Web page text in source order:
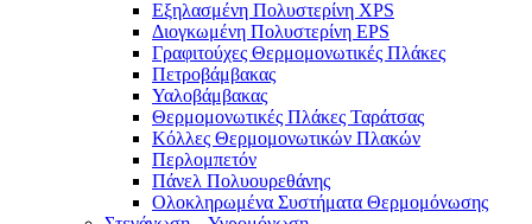
Εξηλασμένη Πολυστερίνη XPS
Διογκωμένη Πολυστερίνη EPS
Γραφιτούχες Θερμομονωτικές Πλάκες
Πετροβάμβακας
Υαλοβάμβακας
Θερμομονωτικές Πλάκες Ταράτσας
Κόλλες Θερμομονωτικών Πλακών
Περλομπετόν
Πάνελ Πολυουρεθάνης
Ολοκληρωμένα Συστήματα Θερμομόνωσης